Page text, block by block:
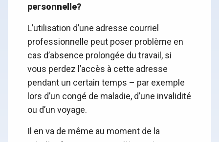
personnelle?
L’utilisation d’une adresse courriel
professionnelle peut poser problème en
cas d’absence prolongée du travail, si
vous perdez l’accès à cette adresse
pendant un certain temps – par exemple
lors d’un congé de maladie, d’une invalidité
ou d’un voyage.
Il en va de même au moment de la